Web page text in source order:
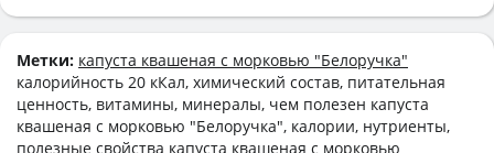
Метки: капуста квашеная с морковью "Белоручка"
калорийность 20 кКал, химический состав, питательная
ценность, витамины, минералы, чем полезен капуста
квашеная с морковью "Белоручка", калории, нутриенты,
полезные свойства капуста квашеная с морковью